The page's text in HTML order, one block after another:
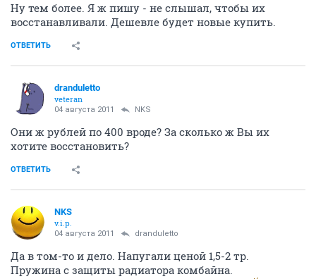
Ну тем более. Я ж пишу - не слышал, чтобы их
восстанавливали. Дешевле будет новые купить.
ОТВЕТИТЬ
dranduletto
veteran
04 августа 2011 NKS
Они ж рублей по 400 вроде? За сколько ж Вы их
хотите восстановить?
ОТВЕТИТЬ
NKS
v.i.p.
04 августа 2011 dranduletto
Да в том-то и дело. Напугали ценой 1,5-2 тр.
Пружина с защиты радиатора комбайна.